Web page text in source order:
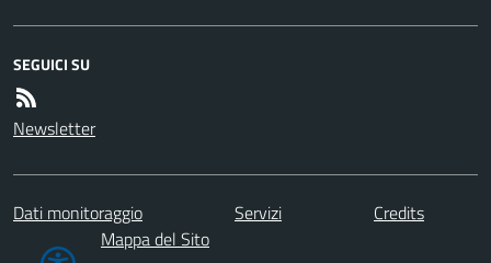
SEGUICI SU
Newsletter
Dati monitoraggio Servizi
Credits
Mappa del Sito